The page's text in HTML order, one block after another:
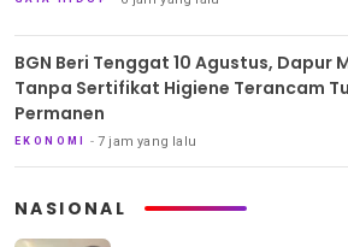
BGN Beri Tenggat 10 Agustus, Dapur
Tanpa Sertifikat Higiene Terancam
Permanen
EKONOMI 7 jam yang lalu
NASIONAL